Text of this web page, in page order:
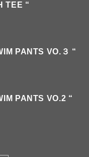
TEE “
PANTS VO.３ “
PANTS VO.2 “